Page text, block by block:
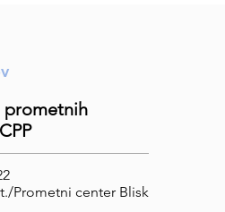
prometnih
Prometni center Blisk